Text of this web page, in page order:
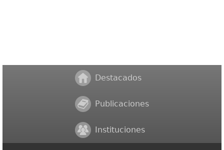
Destacados
Publicaciones
Instituciones